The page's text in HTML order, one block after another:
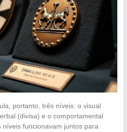
portanto, três níveis: o visual
(divisa) e o comportamental
níveis funcionavam juntos para